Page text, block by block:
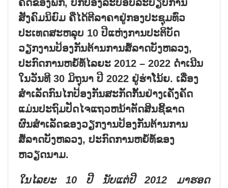
ຄິດຂອງພັກ, ປົກປ້ອງລະບອບລະບຽບການ
ສັງຄົມນິຍົມ ຄືໄດ້ຕີລາຄາຢູ່ກອງປະຊຸມທົ່ວ
ປະເທດສະຫລຸບ 10 ປີແຫ່ງການປະຕິບັດ
ວຽກງານປ້ອງກັນຕ້ານການສໍ້ລາດບັງຫລວງ,
ປະກົດການຫຍໍ້ທໍ້ໄລຍະ 2012 – 2022 ດຳເນີນ
ໃນວັນທີ 30 ມິຖຸນາ ປີ 2022 ຢູ່ຮ່າໂນ້ຍ. ເລື່ອງ
ສຳເລັດກົນໄກປ້ອງກັນສະກັດກັ້ນຢ່າງເຄັ່ງຄັດ
ແມ່ນປະຖົມປັດໄຈແຖວຫນ້າຕັດສິນຊີ້ຂາດ
ຜົນສຳເລັດຂອງວຽກງານປ້ອງກັນຕ້ານການ
ສໍ້ລາດບັງຫລວງ, ປະກົດການຫຍໍ້ທໍ້ຂອງ
ຫວຽດນາມ.
ໃນໄລຍະ 10 ປີ ນັບແຕ່ປີ 2012 ມາຮອດ